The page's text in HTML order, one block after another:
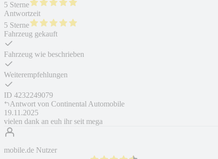
5 Sterne
Antwortzeit
5 Sterne
Fahrzeug gekauft
Fahrzeug wie beschrieben
Weiterempfehlungen
ID 4232249079
Antwort von Continental Automobile
19.11.2025
vielen dank an euh ihr seit mega
mobile.de Nutzer